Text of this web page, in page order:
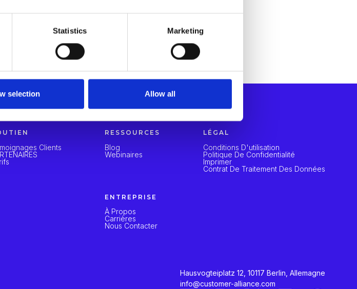
Statistics Marketing
selection Allow all
Clients
RESSOURCES
Blog
Webinaires
ENTREPRISE
À Propos
Carrières
Nous Contacter
LÉGAL
Conditions D'utilisation
Politique De Confidentialité
Imprimer
Contrat De Traitement Des Données
Hausvogteiplatz 12, 10117 Berlin, Allemagne
info@customer-alliance.com